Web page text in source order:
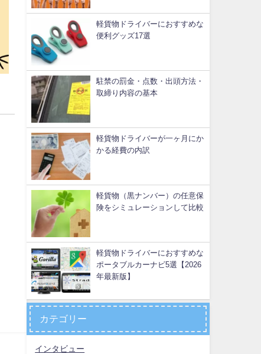
軽貨物ドライバーにおすすめな
便利グッズ17選
駐禁の罰金・点数・出頭方法・
取締り内容の基本
軽貨物ドライバーが一ヶ月にか
かる経費の内訳
軽貨物（黒ナンバー）の任意保
険をシミュレーションして比較
軽貨物ドライバーにおすすめな
ポータブルカーナビ5選【2026
年最新版】
カテゴリー
インタビュー